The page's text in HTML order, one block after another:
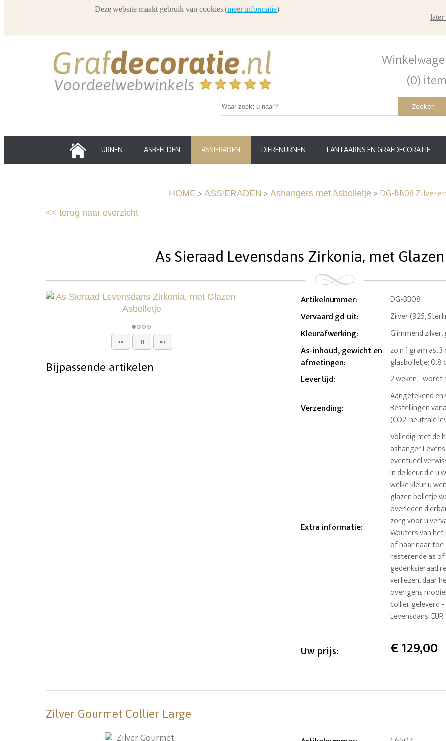
(0)
Zoeken
HOME URNEN ASBEELDEN ASSIERADEN DIERENURNEN LANTAARNS EN GRAFDECORATIE
HOME > ASSIERADEN > Ashangers met Asbolletje > DG-BB08
<< terug naar overzicht
As Sieraad Levensdans Zirkonia, met
Artikelnummer: DG-BB08
Vervaardigd uit: Zilver (925,
Kleurafwerking: Glimmend
As-inhoud, gewicht en
afmetingen:
zo'n 1 gram as,
glasbolletje: 0.8
Levertijd: 2 weken - wordt
Verzending:
Aangetekend en
Bestellingen
(CO2-neutrale
Extra informatie:
Volledig met de
ashanger
eventueel
In de kleur die u
welke kleur u
glazen bolletje
overleden
zorg voor u
Wouters van
of haar naar
resterende as
gedenksieraad
verliezen, daar
overigens
collier geleverd
Levensdans: EUR
Uw prijs: €129,00
Bijpassende artikelen
Zilver Gourmet Collier Large
Deze website maakt gebruik van cookies (meer informatie)
later